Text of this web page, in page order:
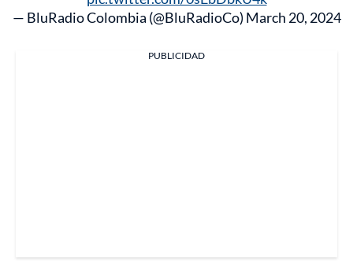
— BluRadio Colombia (@BluRadioCo) March 20, 2024
PUBLICIDAD